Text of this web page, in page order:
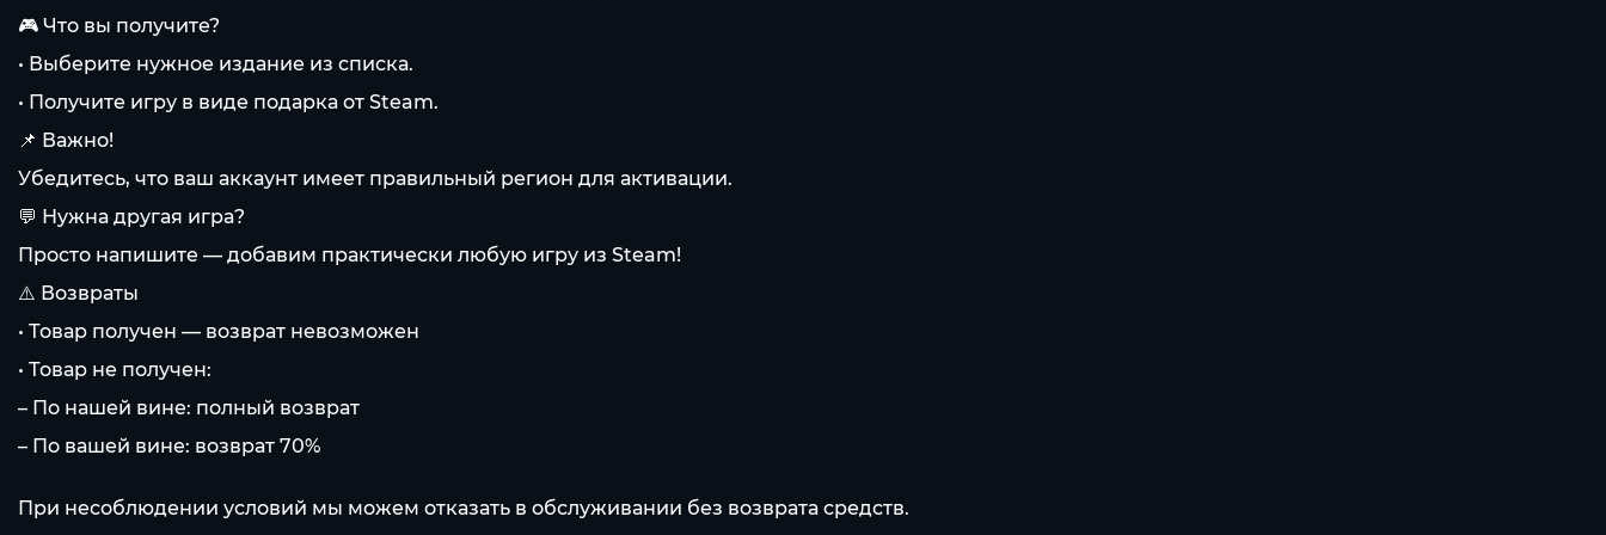
🎮 Что вы получите?
• Выберите нужное издание из списка.
• Получите игру в виде подарка от Steam.
📌 Важно!
Убедитесь, что ваш аккаунт имеет правильный регион для активации.
💬 Нужна другая игра?
Просто напишите — добавим практически любую игру из Steam!
⚠️ Возвраты
• Товар получен — возврат невозможен
• Товар не получен:
– По нашей вине: полный возврат
– По вашей вине: возврат 70%
При несоблюдении условий мы можем отказать в обслуживании без возврата средств.